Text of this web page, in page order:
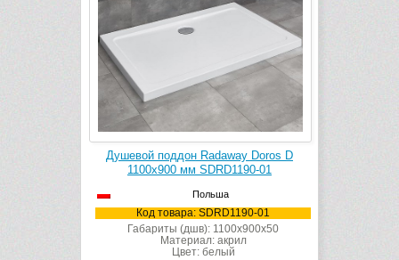
Душевой поддон Radaway Doros D
1100х900 мм SDRD1190-01
Польша
Код товара: SDRD1190-01
Габариты (дшв): 1100x900x50
Материал: акрил
Цвет: белый